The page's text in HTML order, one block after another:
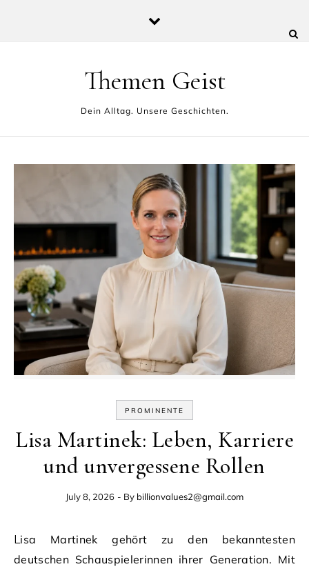
Themen Geist
Dein Alltag. Unsere Geschichten.
PROMINENTE
Lisa Martinek: Leben, Karriere
und unvergessene Rollen
July 8, 2026 - By billionvalues2@gmail.com
Lisa Martinek gehört zu den bekanntesten
deutschen Schauspielerinnen ihrer Generation. Mit